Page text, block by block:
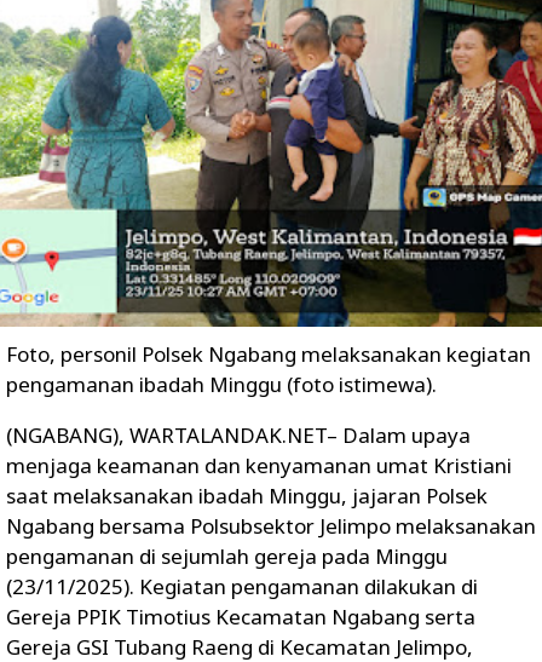
Foto, personil Polsek Ngabang melaksanakan kegiatan
pengamanan ibadah Minggu (foto istimewa).
(NGABANG), WARTALANDAK.NET– Dalam upaya
menjaga keamanan dan kenyamanan umat Kristiani
saat melaksanakan ibadah Minggu, jajaran Polsek
Ngabang bersama Polsubsektor Jelimpo melaksanakan
pengamanan di sejumlah gereja pada Minggu
(23/11/2025). Kegiatan pengamanan dilakukan di
Gereja PPIK Timotius Kecamatan Ngabang serta
Gereja GSI Tubang Raeng di Kecamatan Jelimpo,